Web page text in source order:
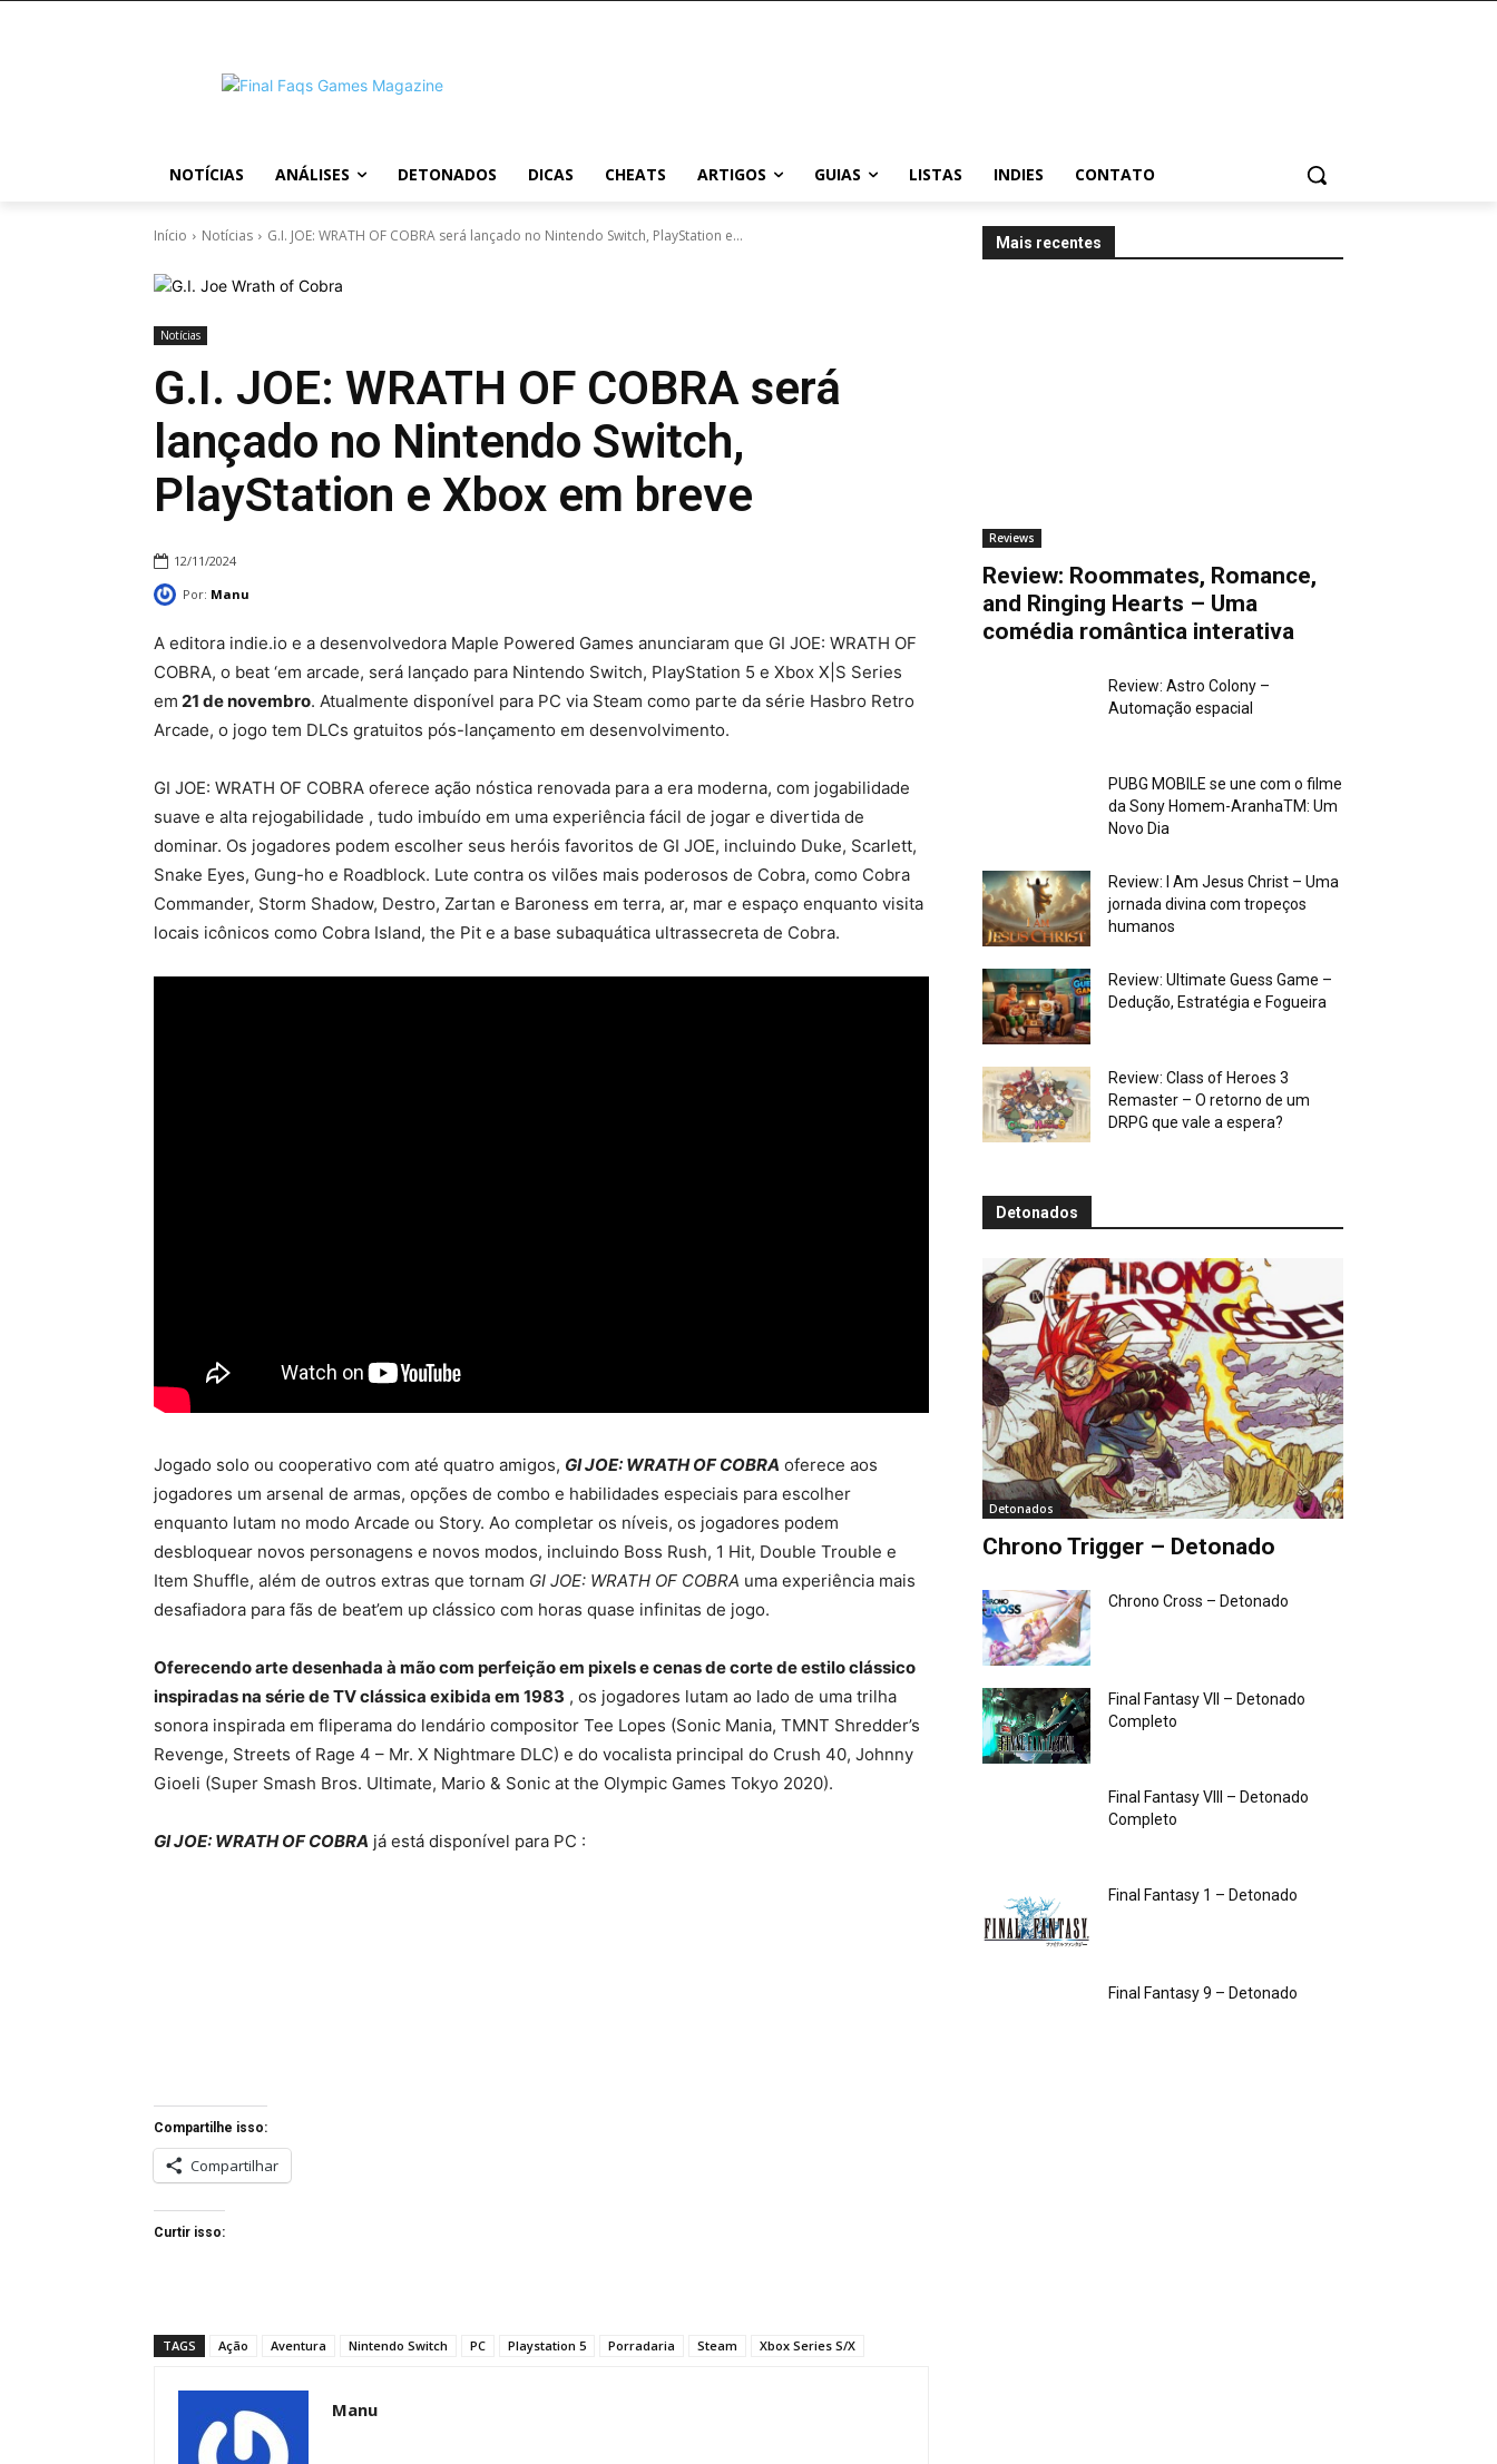
NOTÍCIAS ANÁLISES DETONADOS DICAS CHEATS ARTIGOS GUIAS LISTAS INDIES CONTATO
Início Notícias G.I. JOE: WRATH OF COBRA será lançado no Nintendo Switch, PlayStation e...
Notícias
G.I. JOE: WRATH OF COBRA será
lançado no Nintendo Switch,
PlayStation e Xbox em breve
12/11/2024
Por: Manu
A editora indie.io e a desenvolvedora Maple Powered Games anunciaram que GI JOE: WRATH OF
COBRA, o beat ‘em arcade, será lançado para Nintendo Switch, PlayStation 5 e Xbox X|S Series
em 21 de novembro. Atualmente disponível para PC via Steam como parte da série Hasbro Retro
Arcade, o jogo tem DLCs gratuitos pós-lançamento em desenvolvimento.
GI JOE: WRATH OF COBRA oferece ação nóstica renovada para a era moderna, com jogabilidade
suave e alta rejogabilidade , tudo imbuído em uma experiência fácil de jogar e divertida de
dominar. Os jogadores podem escolher seus heróis favoritos de GI JOE, incluindo Duke, Scarlett,
Snake Eyes, Gung-ho e Roadblock. Lute contra os vilões mais poderosos de Cobra, como Cobra
Commander, Storm Shadow, Destro, Zartan e Baroness em terra, ar, mar e espaço enquanto visita
locais icônicos como Cobra Island, the Pit e a base subaquática ultrassecreta de Cobra.
Jogado solo ou cooperativo com até quatro amigos, GI JOE: WRATH OF COBRA oferece aos
jogadores um arsenal de armas, opções de combo e habilidades especiais para escolher
enquanto lutam no modo Arcade ou Story. Ao completar os níveis, os jogadores podem
desbloquear novos personagens e novos modos, incluindo Boss Rush, 1 Hit, Double Trouble e
Item Shuffle, além de outros extras que tornam GI JOE: WRATH OF COBRA uma experiência mais
desafiadora para fãs de beat’em up clássico com horas quase infinitas de jogo.
Oferecendo arte desenhada à mão com perfeição em pixels e cenas de corte de estilo clássico
inspiradas na série de TV clássica exibida em 1983 , os jogadores lutam ao lado de uma trilha
sonora inspirada em fliperama do lendário compositor Tee Lopes (Sonic Mania, TMNT Shredder’s
Revenge, Streets of Rage 4 – Mr. X Nightmare DLC) e do vocalista principal do Crush 40, Johnny
Gioeli (Super Smash Bros. Ultimate, Mario & Sonic at the Olympic Games Tokyo 2020).
GI JOE: WRATH OF COBRA já está disponível para PC :
Compartilhe isso:
Compartilhar
Curtir isso:
Mais recentes
Reviews
Review: Roommates, Romance,
and Ringing Hearts – Uma
comédia romântica interativa
Review: Astro Colony –
Automação espacial
PUBG MOBILE se une com o filme
da Sony Homem-AranhaTM: Um
Novo Dia
Review: I Am Jesus Christ – Uma
jornada divina com tropeços
humanos
Review: Ultimate Guess Game –
Dedução, Estratégia e Fogueira
Review: Class of Heroes 3
Remaster – O retorno de um
DRPG que vale a espera?
Detonados
Detonados
Chrono Trigger – Detonado
Chrono Cross – Detonado
Final Fantasy VII – Detonado
Completo
Final Fantasy VIII – Detonado
Completo
Final Fantasy 1 – Detonado
Final Fantasy 9 – Detonado
TAGS Ação Aventura Nintendo Switch PC Playstation 5 Porradaria Steam Xbox Series S/X
Manu